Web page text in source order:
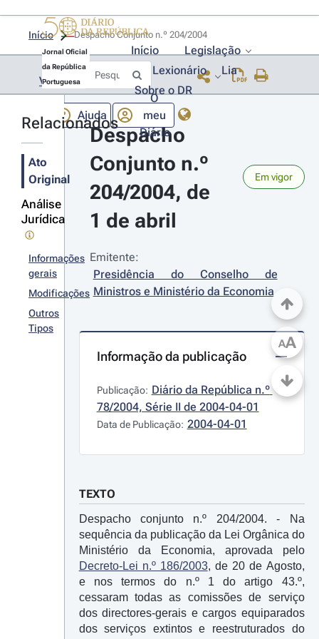
Jornal Oficial
da República
Portuguesa
Início
Legislação
Lexionário
Lia
Sobre o DR
Ajuda
O
meu
Diário
Início
Voltar
Relacionados
Ato
Original
Análise
Jurídica
Informações
gerais
Modificações
Outros
Tipos
Despacho
Conjunto n.º
204/2004, de
1 de abril
Em vigor
Emitente:
Presidência do Conselho de
Ministros e Ministério da Economia
Informação da publicação
Publicação: Diário da República n.º
78/2004, Série II de 2004-04-01
Data de Publicação: 2004-04-01
TEXTO
Despacho conjunto n.º 204/2004. - Na
sequência da publicação da Lei Orgânica do
Ministério da Economia, aprovada pelo
Decreto-Lei n.º 186/2003, de 20 de Agosto,
e nos termos do n.º 1 do artigo 43.º,
cessaram todas as comissões de serviço
dos directores-gerais e cargos equiparados
dos serviços extintos e reestruturados do
AA